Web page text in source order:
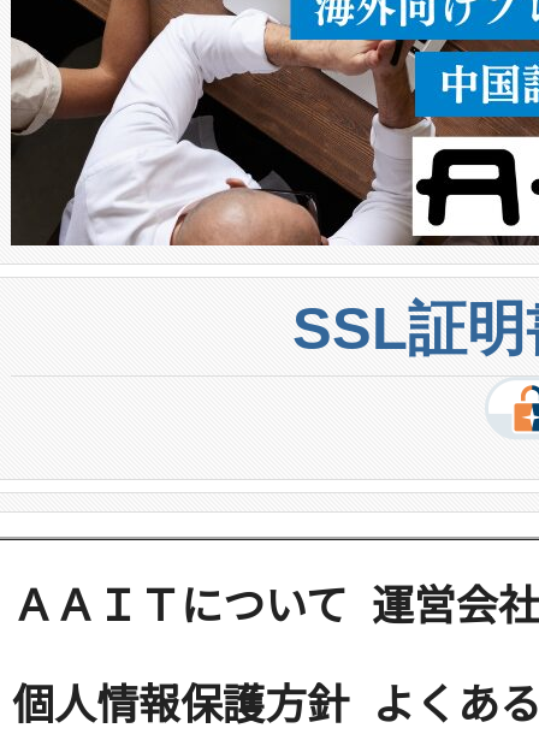
SSL証
ＡＡＩＴについて 運営会社
個人情報保護方針 よくあ